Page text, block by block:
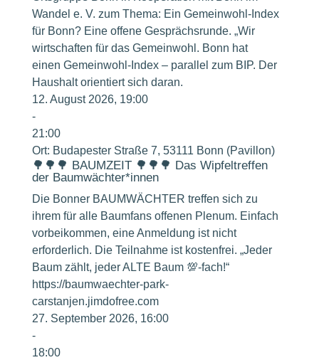
Wandel e. V. zum Thema: Ein Gemeinwohl-Index
für Bonn? Eine offene Gesprächsrunde. „Wir
wirtschaften für das Gemeinwohl. Bonn hat
einen Gemeinwohl-Index – parallel zum BIP. Der
Haushalt orientiert sich daran.
12. August 2026, 19:00
-
21:00
Ort: Budapester Straße 7, 53111 Bonn (Pavillon)
🌳🌳🌳 BAUMZEIT 🌳🌳🌳 Das Wipfeltreffen
der Baumwächter*innen
Die Bonner BAUMWÄCHTER treffen sich zu
ihrem für alle Baumfans offenen Plenum. Einfach
vorbeikommen, eine Anmeldung ist nicht
erforderlich. Die Teilnahme ist kostenfrei. „Jeder
Baum zählt, jeder ALTE Baum 💯-fach!“
https://baumwaechter-park-
carstanjen.jimdofree.com
27. September 2026, 16:00
-
18:00